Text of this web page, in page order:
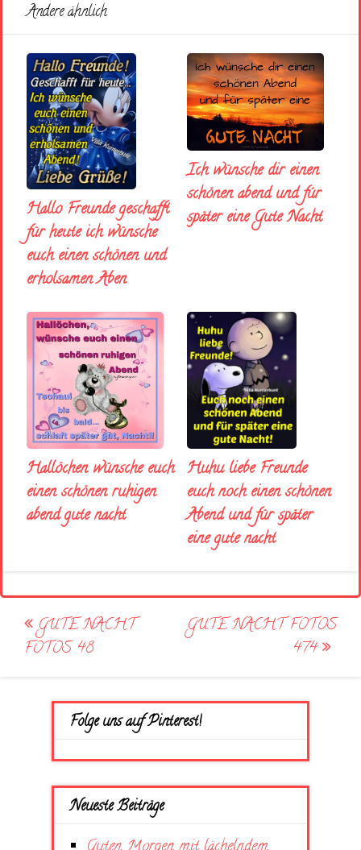
Andere ähnlich
Hallo Freunde geschafft
für heute ich wünsche
euch einen schönen und
erholsamen Aben
Ich wünsche dir einen
schönen abend und fúr
später eine Gute Nacht
Hallöchen wünsche euch
einen schönen ruhigen
abend gute nacht
Huhu liebe Freunde
euch noch einen schönen
Abend und für später
eine gute nacht
Post
navigation
GUTE NACHT
FOTOS 48
GUTE NACHT FOTOS
474
Folge uns auf Pinterest!
Neueste Beiträge